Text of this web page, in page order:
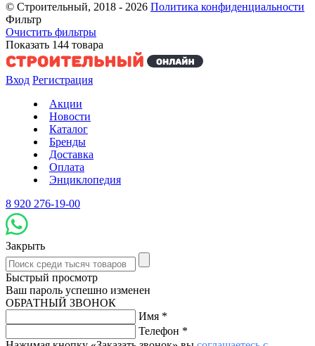
© Строительный, 2018 - 2026 Политика конфиденциальности
Фильтр
Очистить фильтры
Показать 144 товара
Вход Регистрация
Акции
Новости
Каталог
Бренды
Доставка
Оплата
Энциклопедия
8 920 276-19-00
Закрыть
Быстрый просмотр
Ваш пароль успешно изменен
ОБРАТНЫЙ ЗВОНОК
Имя *
Телефон *